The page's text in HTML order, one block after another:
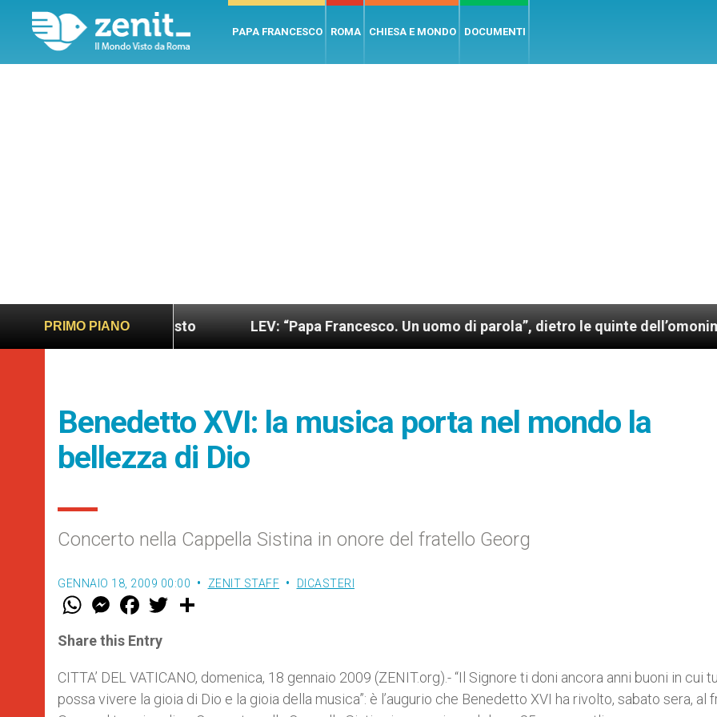
PAPA FRANCESCO ROMA CHIESA E MONDO DOCUMENTI
PRIMO PIANO
più sano e giusto LEV: “Papa Francesco. Un uomo di parola”, dietro le quinte dell’omonimo film di
Benedetto XVI: la musica porta nel mondo la
bellezza di Dio
Concerto nella Cappella Sistina in onore del fratello Georg
GENNAIO 18, 2009 00:00 ZENIT STAFF DICASTERI
W
t
s
p
p
M
e
s
e
g
e
r
F
a
e
b
o
k
w
r
Share this Entry
CITTA’ DEL VATICANO, domenica, 18 gennaio 2009 (ZENIT.org).- “Il Signore ti doni ancora anni buoni in cui tu
possa vivere la gioia di Dio e la gioia della musica”: è l’augurio che Benedetto XVI ha rivolto, sabato sera, al